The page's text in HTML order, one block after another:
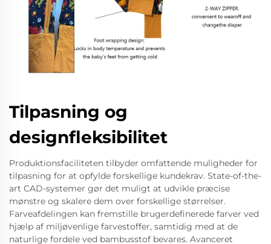
Tilpasning og
designfleksibilitet
Produktionsfaciliteten tilbyder omfattende muligheder for
tilpasning for at opfylde forskellige kundekrav. State-of-the-
art CAD-systemer gør det muligt at udvikle præcise
mønstre og skalere dem over forskellige størrelser.
Farveafdelingen kan fremstille brugerdefinerede farver ved
hjælp af miljøvenlige farvestoffer, samtidig med at de
naturlige fordele ved bambusstof bevares. Avanceret